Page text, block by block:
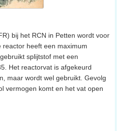
bij het RCN in Petten wordt voor
heeft een maximum
splijtstof met een
Het reactorvat is afgekeurd
maar wordt wel gebruikt. Gevolg
vermogen komt en het vat open